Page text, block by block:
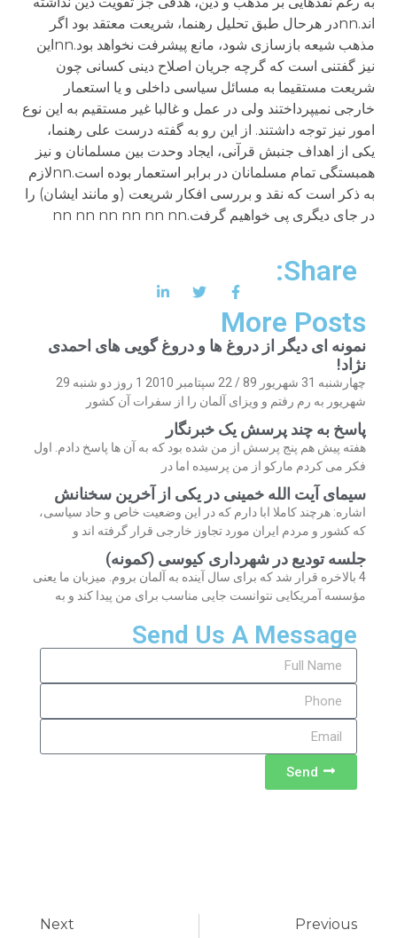
اند.nnدر هرحال طبق تحلیل رهنما، شریعت معتقد بود اگر
مذهب شیعه بازسازی شود، مانع پیشرفت نخواهد بود.nnاین
نیز گفتنی است که گرچه جریان اصلاح دینی کسانی چون
شریعت مستقیما به مسائل سیاسی داخلی و یا استعمار
خارجی نمی­پرداختند ولی در عمل و غالبا غیر مستقیم به این نوع
امور نیز توجه داشتند. از این رو به گفته درست علی رهنما،
یکی از اهداف جنبش قرآنی، ایجاد وحدت بین مسلمانان و نیز
همبستگی تمام مسلمانان در برابر استعمار بوده است.nnلازم
به ذکر است که نقد و بررسی افکار شریعت (و مانند ایشان) را
در جای دیگری پی خواهیم گرفت.nn nn nn nn nn nn
Share:
More Posts
نمونه ای دیگر از دروغ ها و دروغ گویی های احمدی
نژاد!
چهارشنبه 31 شهریور 89 / 22 سپتامبر 2010 1 روز دو شنبه 29
شهریور به رم رفتم و ویزای آلمان را از سفرات آن کشور
پاسخ به چند پرسش یک خبرنگار
هفته پیش هم پنج پرسش از من شده بود که به آن ها پاسخ دادم. اول
فکر می کردم مارکو از من پرسیده اما در
سیمای آیت الله خمینی در یکی از آخرین سخنانش
اشاره: هرچند کاملا ابا دارم که در این وضعیت خاص و حاد سیاسی،
که کشور و مردم ایران مورد تجاوز خارجی قرار گرفته اند و
جلسه تودیع در شهرداری کیوسی (کمونه)
4 بالاخره قرار شد که برای سال آینده به آلمان بروم. میزبان ما یعنی
مؤسسه آمریکایی نتوانست جایی مناسب برای من پیدا کند و به
Send Us A Message
Send
Previous
Next